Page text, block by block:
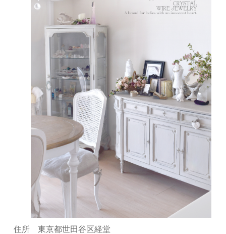
住所 東京都世田谷区経堂